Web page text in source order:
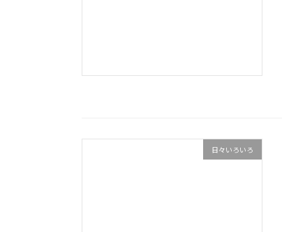
日々いろいろ